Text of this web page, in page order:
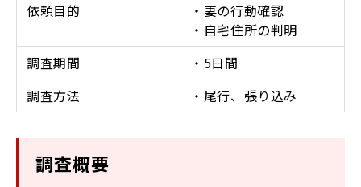
依頼目的
・妻の行動確認
・自宅住所の判明
調査期間
・5日間
調査方法
・尾行、張り込み
調査概要